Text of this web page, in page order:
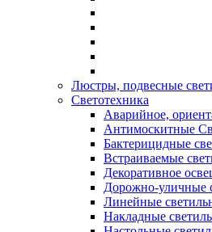
Люстры, подвесные
Светотехника
Аварийное,
Антимоскитные
Бактерицидные
Встраиваемые
Декоративное
Дорожно-уличные
Линейные
Накладные